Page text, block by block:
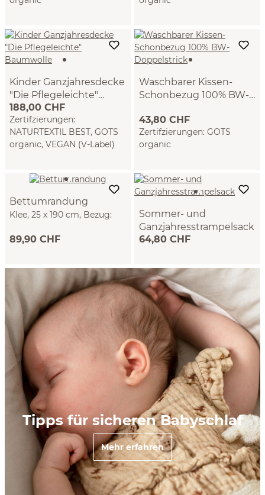
Kinder Ganzjahresdecke
"Die Pflegeleichte"
BaumwolleVEGAN (100 x 140 cm)
188,00 CHF
Zertifzierungen:
NATURTEXTIL BEST, GOTS
organic, VEGAN (V-Label)
Waschbarer Kissen-
Schonbezug 100% BW-
43,80 CHF
Zertifzierungen: GOTS
organic
Bettumrandung
Klee, 25 x 190 cm, Bezug:
100 % Schurwolle (Schaf),
89,90 CHF
Sommer- und
Ganzjahresstrampelsack
Klee, 100 % Baumwolle,
64,80 CHF
Tipps für sicheren Babyschlaf
Mehr erfahren